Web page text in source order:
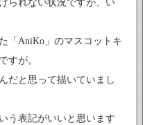
られない状況ですが、い
AniKo」のマスコットキ
すが。
だと思って描いていまし
表記がいいと思います